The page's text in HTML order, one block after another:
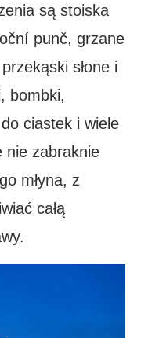
są stoiska
punč, grzane
słone i
bombki,
ciastek i wiele
nie zabraknie
młyna, z
całą